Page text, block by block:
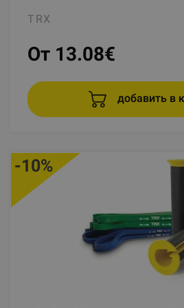
TRX
От 13.08€
добавить в
-10%